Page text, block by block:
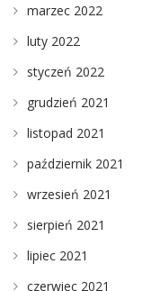
marzec 2022
luty 2022
styczeń 2022
grudzień 2021
listopad 2021
październik 2021
wrzesień 2021
sierpień 2021
lipiec 2021
czerwiec 2021